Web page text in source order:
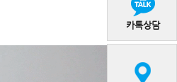
카톡상담